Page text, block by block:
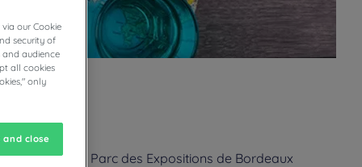
proches Parc des Expositions de Bordeaux
our Cookie
security of
and audience
all cookies
only
and close